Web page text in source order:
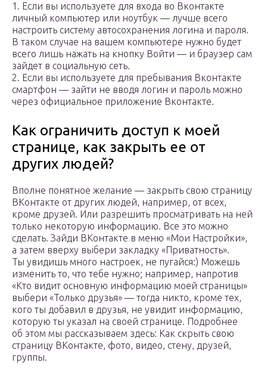
1. Если вы используете для входа во Вконтакте
личный компьютер или ноутбук — лучше всего
настроить систему автосохранения логина и пароля.
В таком случае на вашем компьютере нужно будет
всего лишь нажать на кнопку Войти — и браузер сам
зайдет в социальную сеть.
2. Если вы используете для пребывания Вконтакте
смартфон — зайти не вводя логин и пароль можно
через официальное приложение Вконтакте.
Как ограничить доступ к моей
странице, как закрыть ее от
других людей?
Вполне понятное желание — закрыть свою страницу
ВКонтакте от других людей, например, от всех,
кроме друзей. Или разрешить просматривать на ней
только некоторую информацию. Все это можно
сделать. Зайди ВКонтакте в меню «Мои Настройки»,
а затем вверху выбери закладку «Приватность».
Ты увидишь много настроек, не пугайся:) Можешь
изменить то, что тебе нужно; например, напротив
«Кто видит основную информацию моей страницы»
выбери «Только друзья» — тогда никто, кроме тех,
кого ты добавил в друзья, не увидит информацию,
которую ты указал на своей странице. Подробнее
об этом мы рассказываем здесь: Как скрыть свою
страницу ВКонтакте, фото, видео, стену, друзей,
группы.